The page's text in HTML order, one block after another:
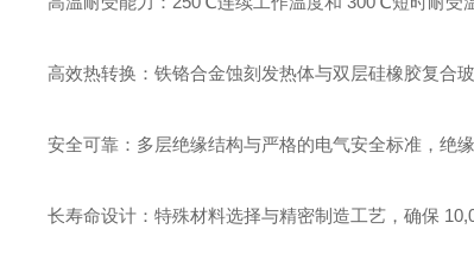
高效热转换 ：铁铬合金蚀刻发热体与双层硅橡胶复合
安全可靠 ：多层绝缘结构与严格的电气安全标准，绝
长寿命设计 ：特殊材料选择与精密制造工艺，确保